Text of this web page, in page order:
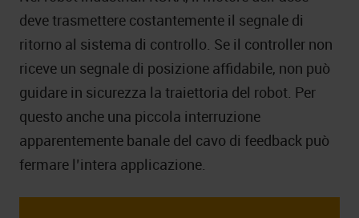
deve trasmettere costantemente il segnale di
ritorno al sistema di controllo. Se il controller non
riceve un segnale di posizione affidabile, non può
guidare in sicurezza la traiettoria del robot. Per
questo anche una piccola interruzione
apparentemente banale del cavo di feedback può
fermare l’intera applicazione.